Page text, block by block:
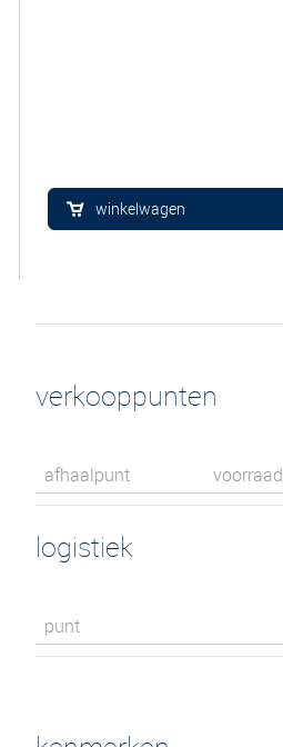
winkelwagen
verkooppunten
afhaalpunt voorraad
logistiek
punt